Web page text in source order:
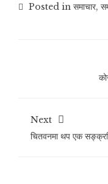
Posted in समाचार,
Next
चितवनमा थप एक